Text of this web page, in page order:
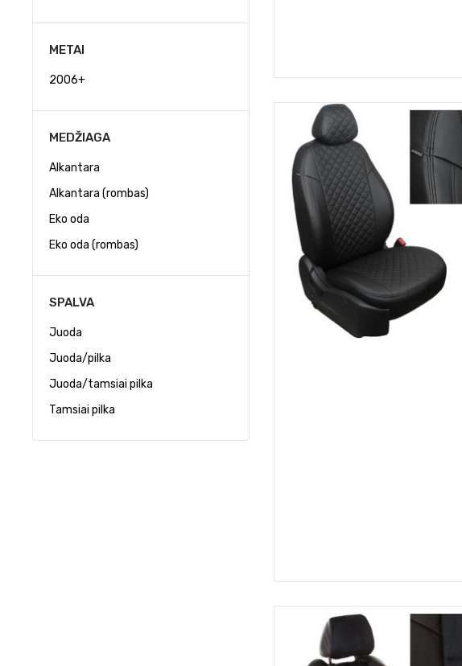
METAI
2006+
MEDŽIAGA
Alkantara
Alkantara (rombas)
Eko oda
Eko oda (rombas)
SPALVA
Juoda
Juoda/pilka
Juoda/tamsiai pilka
Tamsiai pilka